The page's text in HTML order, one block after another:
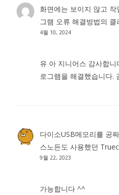
화면에는 보이지 않고
그램 오류 해결방법의 클
4월 10, 2024
유 아 지니어스 감사합
로그램을 해결했습니다.
다이소USB메모리를 공
스노든도 사용했던
9월 22, 2023
가능합니다 ^^